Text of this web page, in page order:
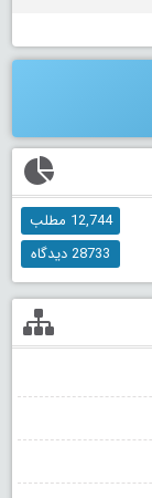
12,744 مطلب
28733 دیدگاه